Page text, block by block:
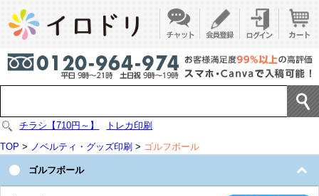
チラシ【710円～】
トレカ印刷
TOP > ノベルティ・グッズ印刷 > ゴルフボール
ゴルフボール